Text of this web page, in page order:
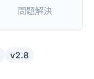
問題解決
v2.8